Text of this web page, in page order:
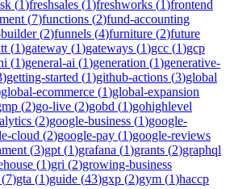
(1)freshsales (1)freshworks (1)frontend
(7)functions (2)fund-accounting
(2)funnels (4)furniture (2)future
(1)gateway (1)gateways (1)gcc (1)gcp
(1)general-ai (1)generation (1)generative-
)getting-started (1)github-actions (3)global
global-ecommerce (1)global-expansion
(2)go-live (2)gobd (1)gohighlevel
(2)google-business (1)google-
cloud (2)google-pay (1)google-reviews
(3)gpt (1)grafana (1)grants (2)graphql
(1)gri (2)growing-business
(7)gta (1)guide (43)gxp (2)gym (1)haccp